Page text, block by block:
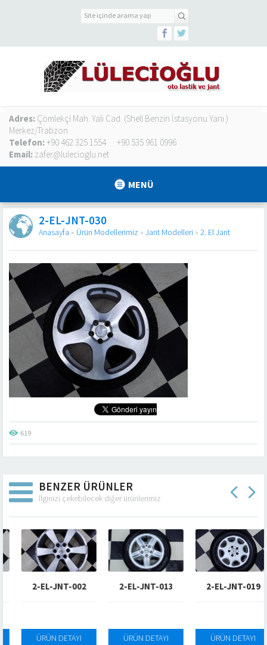
Adres: Çömlekçi Mah. Yalı Cad. (Shell Benzin İstasyonu Yanı )
Merkez/Trabzon
Telefon: +90 462 325 1554
+90 535 961 0996
Email: zafer@lulecioglu.net
MENÜ
2-EL-JNT-030
Anasayfa » Ürün Modellerimiz » Jant Modelleri » 2. El Jant
619
BENZER ÜRÜNLER
İlginizi çekebilecek diğer ürünlerimiz
2-EL-JNT-002
ÜRÜN DETAYI
2-EL-JNT-013
ÜRÜN DETAYI
2-EL-JNT-019
ÜRÜN DETAYI